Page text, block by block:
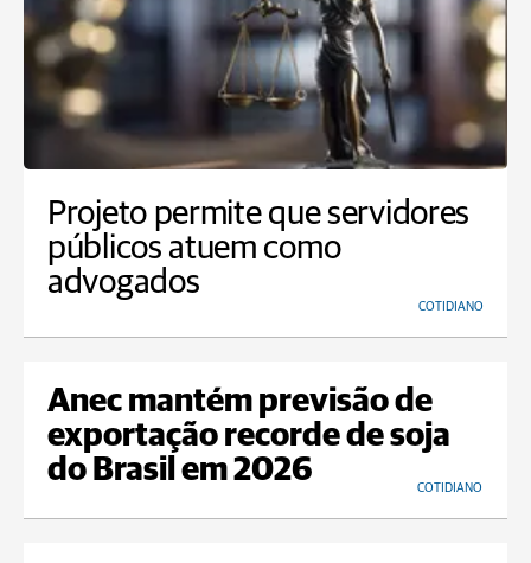
Projeto permite que servidores
públicos atuem como
advogados
COTIDIANO
Anec mantém previsão de
exportação recorde de soja
do Brasil em 2026
COTIDIANO